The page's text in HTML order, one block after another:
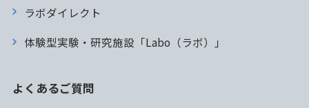
ラボダイレクト
体験型実験・研究施設「Labo（ラボ）」
よくあるご質問